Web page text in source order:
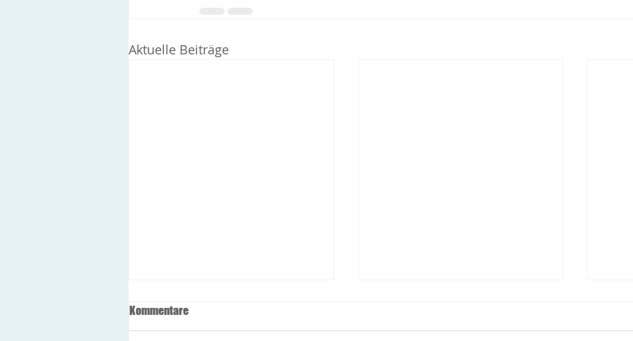
Aktuelle Beiträge
Öffnungszeiten während der
Feiertage
Covid-19 Impfungen (Hersteller
Kommentare